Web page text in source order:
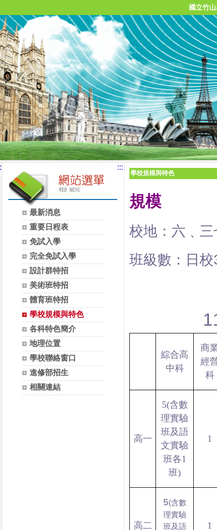
國立竹
最新消息
重要日程表
免試入學
完全免試入學
設計群特招
美術班特招
體育班特招
學校規模與特色
各科特色簡介
地理位置
學校聯絡窗口
進修部招生
相關連結
:::
學校規模與特色
規模
校地：六﹑
班級數：日校
綜合高
中科
商
經
科
高一
5(含數
理實驗
班及語
文實驗
班各1
班)
1
高二
5(含數
理實驗
班及語
1